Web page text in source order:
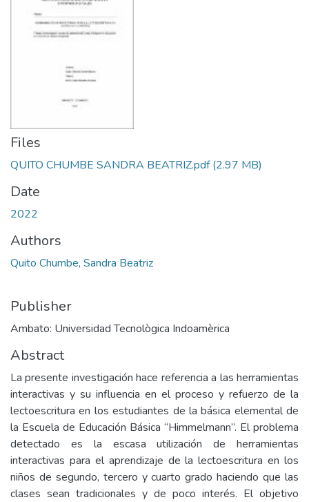
Files
QUITO CHUMBE SANDRA BEATRIZ.pdf(2.97 MB)
Date
2022
Authors
Quito Chumbe, Sandra Beatriz
Publisher
Ambato: Universidad Tecnològica Indoamèrica
Abstract
La presente investigación hace referencia a las herramientas
interactivas y su influencia en el proceso y refuerzo de la
lectoescritura en los estudiantes de la básica elemental de
la Escuela de Educación Básica “Himmelmann”. El problema
detectado es la escasa utilización de herramientas
interactivas para el aprendizaje de la lectoescritura en los
niños de segundo, tercero y cuarto grado haciendo que las
clases sean tradicionales y de poco interés. El objetivo